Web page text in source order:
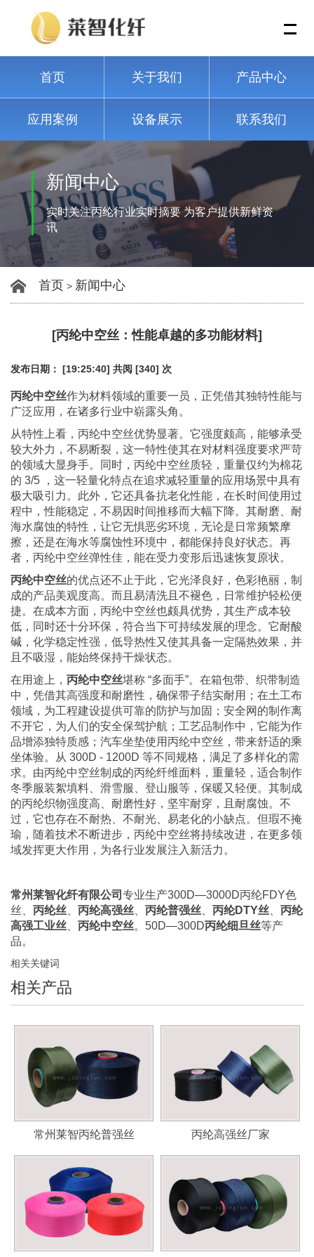
首页 关于我们 产品中心
应用案例 设备展示 联系我们
新闻中心
实时关注丙纶行业实时摘要 为客户提供新鲜资
讯
首页 > 新闻中心
[丙纶中空丝：性能卓越的多功能材料]
发布日期： [19:25:40] 共阅 [340] 次
丙纶中空丝作为材料领域的重要一员，正凭借其独特性能与
广泛应用，在诸多行业中崭露头角。
从特性上看，丙纶中空丝优势显著。它强度颇高，能够承受
较大外力，不易断裂，这一特性使其在对材料强度要求严苛
的领域大显身手。同时，丙纶中空丝质轻，重量仅约为棉花
的 3/5 ，这一轻量化特点在追求减轻重量的应用场景中具有
极大吸引力。此外，它还具备抗老化性能，在长时间使用过
程中，性能稳定，不易因时间推移而大幅下降。其耐磨、耐
海水腐蚀的特性，让它无惧恶劣环境，无论是日常频繁摩
擦，还是在海水等腐蚀性环境中，都能保持良好状态。再
者，丙纶中空丝弹性佳，能在受力变形后迅速恢复原状。
丙纶中空丝的优点还不止于此，它光泽良好，色彩艳丽，制
成的产品美观度高。而且易清洗且不褪色，日常维护轻松便
捷。在成本方面，丙纶中空丝也颇具优势，其生产成本较
低，同时还十分环保，符合当下可持续发展的理念。它耐酸
碱，化学稳定性强，低导热性又使其具备一定隔热效果，并
且不吸湿，能始终保持干燥状态。
在用途上， 丙纶中空丝堪称 “多面手”。在箱包带、织带制造
中，凭借其高强度和耐磨性，确保带子结实耐用；在土工布
领域，为工程建设提供可靠的防护与加固；安全网的制作离
不开它，为人们的安全保驾护航；工艺品制作中，它能为作
品增添独特质感；汽车坐垫使用丙纶中空丝，带来舒适的乘
坐体验。从 300D - 1200D 等不同规格，满足了多样化的需
求。由丙纶中空丝制成的丙纶纤维面料，重量轻，适合制作
冬季服装絮填料、滑雪服、登山服等，保暖又轻便。其制成
的丙纶织物强度高、耐磨性好，坚牢耐穿，且耐腐蚀。不
过，它也存在不耐热、不耐光、易老化的小缺点。但瑕不掩
瑜，随着技术不断进步，丙纶中空丝将持续改进，在更多领
域发挥更大作用，为各行业发展注入新活力。
常州莱智化纤有限公司 专业生产300D—3000D丙纶FDY色
丝、 丙纶丝 丙纶高强丝 丙纶普强丝 丙纶DTY丝
丙纶
高强工业丝
丙纶中空丝。50D—300D丙纶细旦丝等产
品。
相关关键词
相关产品
常州莱智丙纶普强丝 丙纶高强丝厂家